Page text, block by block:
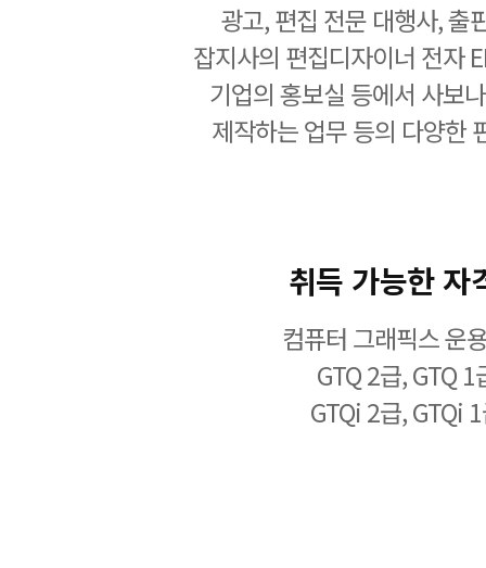
광고, 편집 전문 대행사, 출
잡지사의 편집디자이너 전자
기업의 홍보실 등에서 사보
제작하는 업무 등의 다양한
취득 가능한 자
컴퓨터 그래픽스 운
GTQ 2급, GTQ 1
GTQi 2급, GTQi